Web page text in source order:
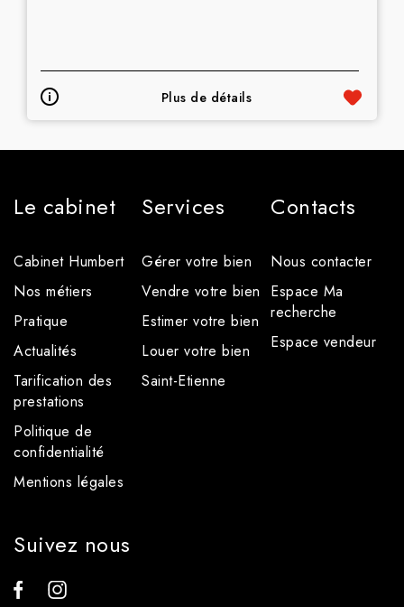
Plus de détails
Le cabinet
Cabinet Humbert
Nos métiers
Pratique
Actualités
Tarification des
prestations
Politique de
confidentialité
Mentions légales
Services
Gérer votre bien
Vendre votre bien
Estimer votre bien
Louer votre bien
Saint-Etienne
Contacts
Nous contacter
Espace Ma
recherche
Espace vendeur
Suivez nous